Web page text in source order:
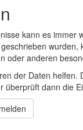
kann es
oder anderen
der Daten
überprüft dann die